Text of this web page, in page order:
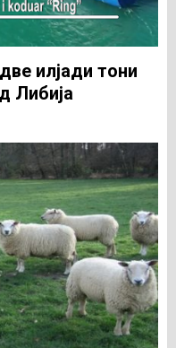
илјади тони
Либија